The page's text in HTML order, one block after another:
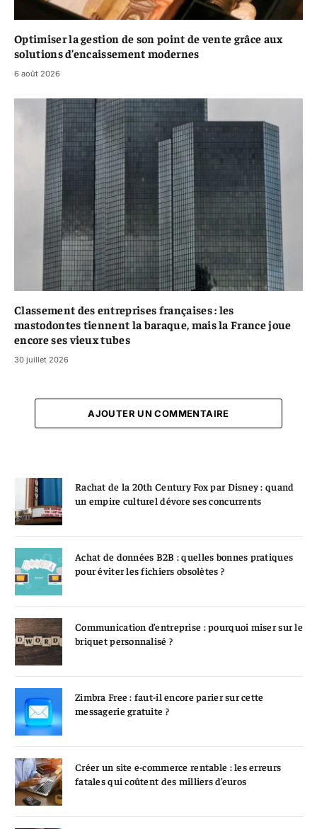
Optimiser la gestion de son point de vente grâce aux
solutions d’encaissement modernes
6 août 2026
Classement des entreprises françaises : les
mastodontes tiennent la baraque, mais la France joue
encore ses vieux tubes
30 juillet 2026
AJOUTER UN COMMENTAIRE
Rachat de la 20th Century Fox par Disney : quand
un empire culturel dévore ses concurrents
Achat de données B2B : quelles bonnes pratiques
pour éviter les fichiers obsolètes ?
Communication d’entreprise : pourquoi miser sur le
briquet personnalisé ?
Zimbra Free : faut-il encore parier sur cette
messagerie gratuite ?
Créer un site e-commerce rentable : les erreurs
fatales qui coûtent des milliers d’euros